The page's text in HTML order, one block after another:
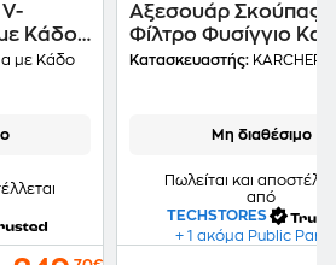
V-
Κάδο
με Κάδο
Αξεσουάρ Σκούπας -
Φίλτρο Φυσίγγιο
με Επένδυση Nάνο
Κατασκευαστής: KARCHER
Μη διαθέσιμο
Πωλείται και
από
TECHSTORES
+ 1 ακόμα Public